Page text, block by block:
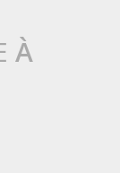
À